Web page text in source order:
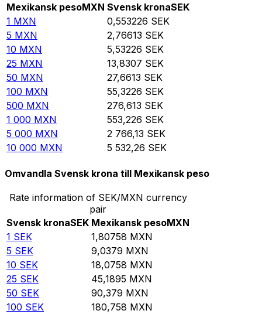
Mexikansk pesoMXN Svensk kronaSEK
1 MXN 0,553226 SEK
5 MXN 2,76613 SEK
10 MXN 5,53226 SEK
25 MXN 13,8307 SEK
50 MXN 27,6613 SEK
100 MXN 55,3226 SEK
500 MXN 276,613 SEK
1 000 MXN 553,226 SEK
5 000 MXN 2 766,13 SEK
10 000 MXN 5 532,26 SEK
Omvandla Svensk krona till Mexikansk peso
Rate information of SEK/MXN currency
pair
Svensk kronaSEK Mexikansk pesoMXN
1 SEK 1,80758 MXN
5 SEK 9,0379 MXN
10 SEK 18,0758 MXN
25 SEK 45,1895 MXN
50 SEK 90,379 MXN
100 SEK 180,758 MXN